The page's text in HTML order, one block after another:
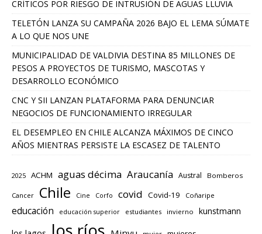
CRÍTICOS POR RIESGO DE INTRUSIÓN DE AGUAS LLUVIA
TELETÓN LANZA SU CAMPAÑA 2026 BAJO EL LEMA SÚMATE
A LO QUE NOS UNE
MUNICIPALIDAD DE VALDIVIA DESTINA 85 MILLONES DE
PESOS A PROYECTOS DE TURISMO, MASCOTAS Y
DESARROLLO ECONÓMICO
CNC Y SII LANZAN PLATAFORMA PARA DENUNCIAR
NEGOCIOS DE FUNCIONAMIENTO IRREGULAR
EL DESEMPLEO EN CHILE ALCANZA MÁXIMOS DE CINCO
AÑOS MIENTRAS PERSISTE LA ESCASEZ DE TALENTO
2025 ACHM aguas décima Araucanía Austral Bomberos
Cancer Chile Cine Corfo covid Covid-19 Coñaripe
educación educación superior estudiantes invierno kunstmann